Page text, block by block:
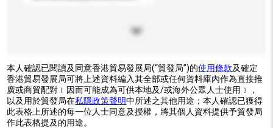
本人確認已閱讀及同意香港貿易發展局(“貿發局”)的使用條款及確定
香港貿易發展局可將上述資料編入其全部或任何資料庫內作為直接推
廣或商貿配對﹝因而可能成為可供本地及/或海外公眾人士使用﹞，
以及用於貿發局在私隱政策聲明中所述之其他用途；本人確認已獲得
此表格上所述的每一位人士同意及授權，將其個人資料提供予貿發局
作此表格提及的用途。